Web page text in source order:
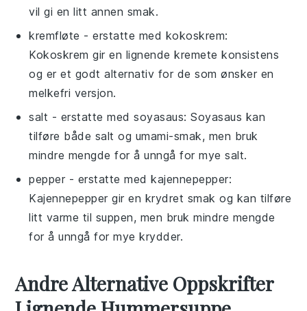
vil gi en litt annen smak.
kremfløte - erstatte med kokoskrem:
Kokoskrem gir en lignende kremete konsistens
og er et godt alternativ for de som ønsker en
melkefri versjon.
salt - erstatte medsoyasaus: Soyasaus kan
tilføre både salt og umami-smak, men bruk
mindre mengde for å unngå for mye salt.
pepper - erstatte medkajennepepper:
Kajennepepper gir en krydret smak og kan tilføre
litt varme til suppen, men bruk mindre mengde
for å unngå for mye krydder.
Andre Alternative Oppskrifter